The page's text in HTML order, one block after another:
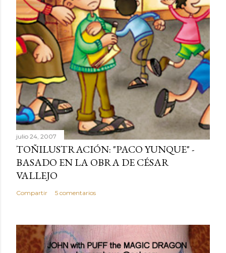
julio 24, 2007
TOÑILUSTRACIÓN: "PACO YUNQUE" -
BASADO EN LA OBRA DE CÉSAR
VALLEJO
Compartir 5 comentarios